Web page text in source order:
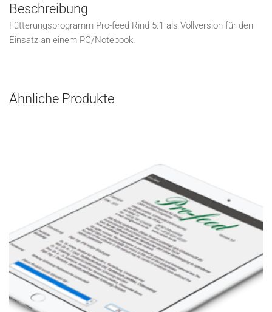
Beschreibung
Fütterungsprogramm Pro-feed Rind 5.1 als Vollversion für den
Einsatz an einem PC/Notebook.
Ähnliche Produkte